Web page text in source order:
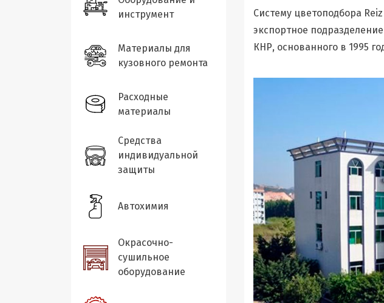
инструмент
Материалы для
кузовного ремонта
Расходные
материалы
Средства
индивидуальной
защиты
Автохимия
Окрасочно-
сушильное
оборудование
Систему цветоподбора
экспортное
КНР, основанного в 1995